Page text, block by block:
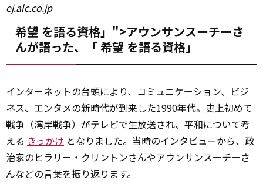
ej.alc.co.jp
希望 を語る資格」">アウンサンスーチーさ
んが語った、「希望 を語る資格」
インターネットの台頭により、コミュニケーション、ビジ
ネス、エンタメの新時代が到来した1990年代。史上初めて
戦争（湾岸戦争）がテレビで生放送され、平和について考
える きっかけ となりました。当時のインタビューから、政
治家のヒラリー・クリントンさんやアウンサンスーチーさ
んなどの言葉を振り返ります。